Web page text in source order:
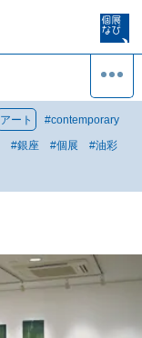
アート #contemporary
#銀座 #個展 #油彩